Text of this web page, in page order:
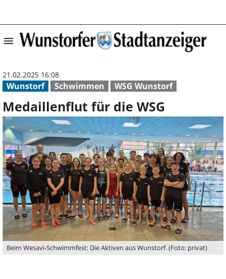
menu Medaillenflut
Wunstorf Schwimmen WSG Wunstorf
21.02.2025 16:08
Medaillenflut für die WSG
Beim Wesavi-Schwimmfest: Die Aktiven aus Wunstorf. (Foto: privat)